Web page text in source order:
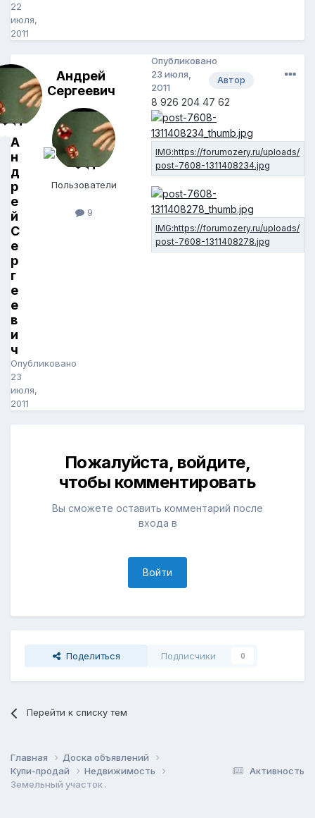
22
июля,
2011
А
н
д
р
е
й
С
е
р
г
е
е
в
и
ч
Опубликовано
23
июля,
2011
Андрей
Сергеевич
Пользователи
9
Автор
Опубликовано
23 июля,
2011
8 926 204 47 62
Пожалуйста, войдите,
чтобы комментировать
Вы сможете оставить комментарий после
входа в
Войти
Поделиться Подписчики 0
Перейти к списку тем
Активность
Главная
Доска объявлений
Купи-продай
Недвижимость
Земельный участок .